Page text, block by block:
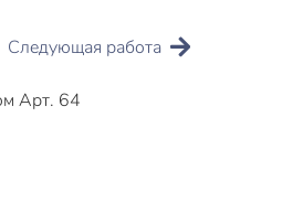
Следующая работа
Арт. 64